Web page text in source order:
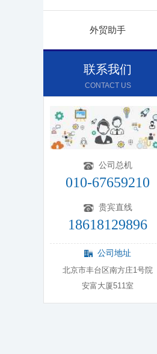
外贸助手
联系我们
CONTACT US
公司总机
010-67659210
贵宾直线
18618129896
公司地址
北京市丰台区南方庄1号院
安富大厦511室